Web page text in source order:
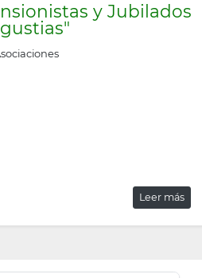
y Jubilados
Leer más